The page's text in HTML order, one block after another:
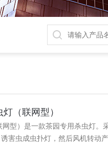
（联网型）
型）是一款茶园专用杀虫灯。
害虫成虫扑灯，然后风机转动